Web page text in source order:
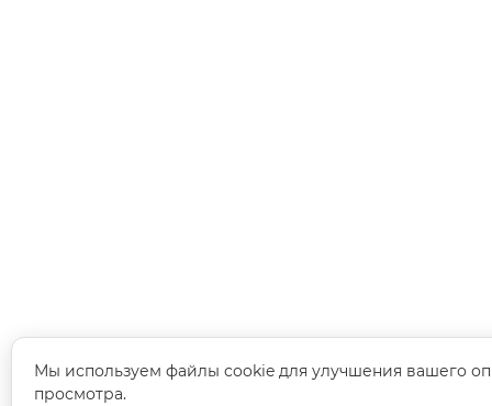
Мы используем файлы cookie для улучшения вашего
просмотра.